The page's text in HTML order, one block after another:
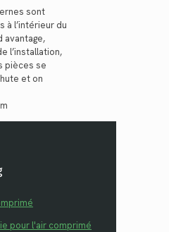
sont
à l’intérieur du
avantage,
l’installation,
pièces se
et on
pour l'air comprimé